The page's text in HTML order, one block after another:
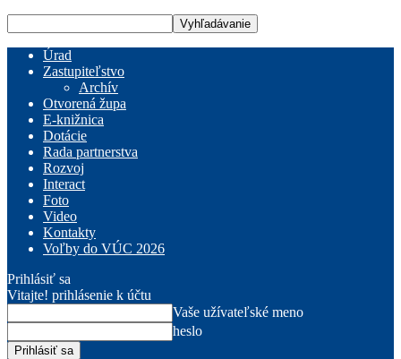
Úrad
Zastupiteľstvo
Archív
Otvorená župa
E-knižnica
Dotácie
Rada partnerstva
Rozvoj
Interact
Foto
Video
Kontakty
Voľby do VÚC 2026
Prihlásiť sa
Vitajte! prihlásenie k účtu
Vaše užívateľské meno
heslo